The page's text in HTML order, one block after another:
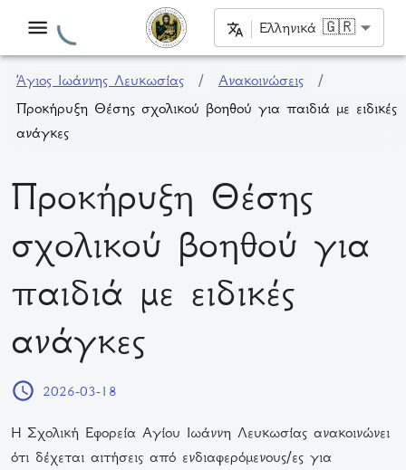
Ελληνικά 🇬🇷
Άγιος Ιωάννης Λευκωσίας / Ανακοινώσεις
/
Προκήρυξη Θέσης σχολικού βοηθού για παιδιά με ειδικές
ανάγκες
Προκήρυξη Θέσης
σχολικού βοηθού για
παιδιά με ειδικές
ανάγκες
2026-03-18
Η Σχολική Εφορεία Αγίου Ιωάννη Λευκωσίας ανακοινώνει
ότι δέχεται αιτήσεις από ενδιαφερόμενους/ες για